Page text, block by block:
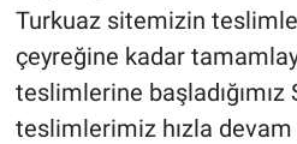
Turkuaz sitemizin
çeyreğine kadar
teslimlerine başladığımız
teslimlerimiz hızla